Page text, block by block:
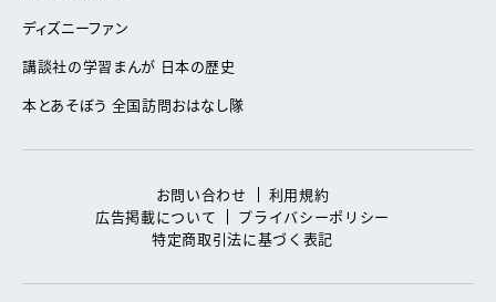
ディズニーファン
講談社の学習まんが 日本の歴史
本とあそぼう 全国訪問おはなし隊
お問い合わせ
利用規約
広告掲載について
プライバシーポリシー
特定商取引法に基づく表記